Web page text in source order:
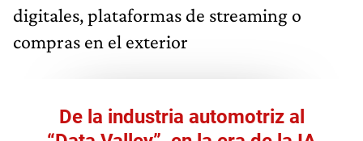
digitales, plataformas de streaming o
compras en el exterior
De la industria automotriz al